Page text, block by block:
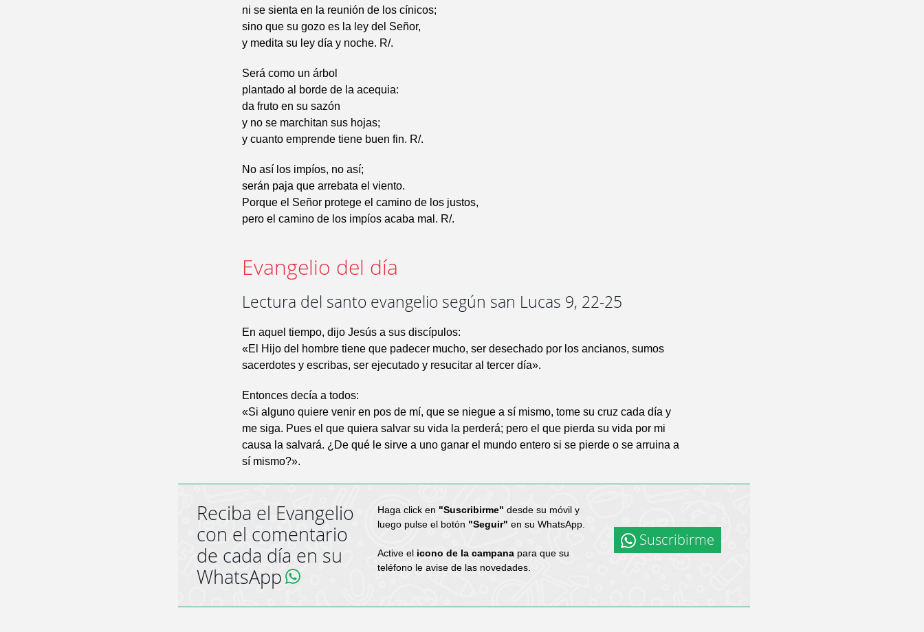
ni se sienta en la reunión de los cínicos;
sino que su gozo es la ley del Señor,
y medita su ley día y noche. R/.
Será como un árbol
plantado al borde de la acequia:
da fruto en su sazón
y no se marchitan sus hojas;
y cuanto emprende tiene buen fin. R/.
No así los impíos, no así;
serán paja que arrebata el viento.
Porque el Señor protege el camino de los justos,
pero el camino de los impíos acaba mal. R/.
Evangelio del día
Lectura del santo evangelio según san Lucas 9, 22-25
En aquel tiempo, dijo Jesús a sus discípulos:
«El Hijo del hombre tiene que padecer mucho, ser desechado por los ancianos, sumos
sacerdotes y escribas, ser ejecutado y resucitar al tercer día».
Entonces decía a todos:
«Si alguno quiere venir en pos de mí, que se niegue a sí mismo, tome su cruz cada día y
me siga. Pues el que quiera salvar su vida la perderá; pero el que pierda su vida por mi
causa la salvará. ¿De qué le sirve a uno ganar el mundo entero si se pierde o se arruina a
sí mismo?».
Reciba el Evangelio
con el comentario
de cada día en su
WhatsApp
Haga click en "Suscribirme" desde su móvil y
luego pulse el botón "Seguir" en su WhatsApp.
Active el icono de la campanapara que su
teléfono le avise de las novedades.
Suscribirme